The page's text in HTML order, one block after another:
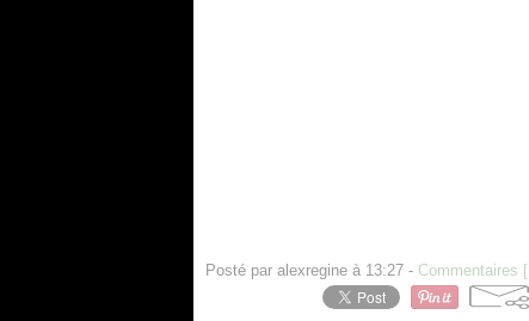
Posté par alexregine à 13:27 - Commentaires [